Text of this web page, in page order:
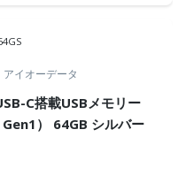
アイオーデータ
C搭載USBメモリー
Gen1） 64GB シルバー